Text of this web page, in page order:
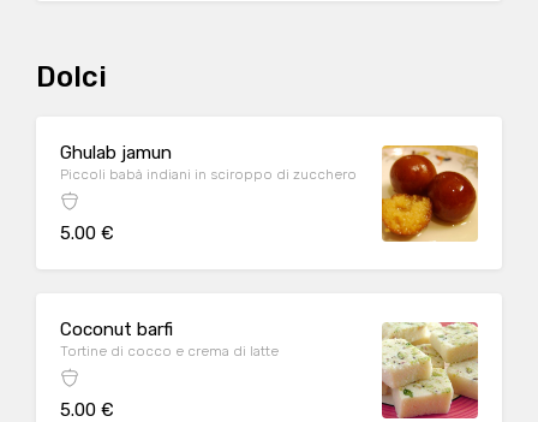
Dolci
Ghulab jamun
Piccoli babà indiani in sciroppo di zucchero
5.00 €
Coconut barfi
Tortine di cocco e crema di latte
5.00 €